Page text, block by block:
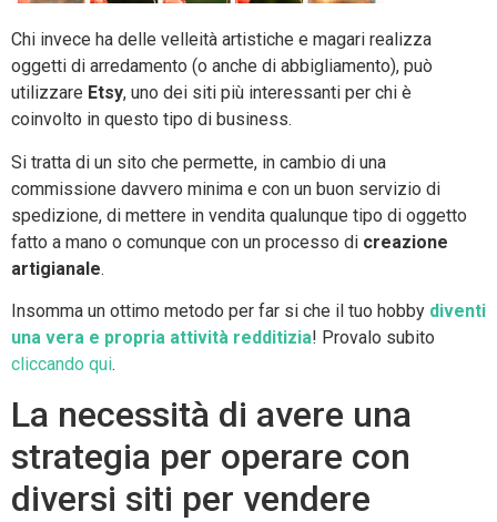
Chi invece ha delle velleità artistiche e magari realizza
oggetti di arredamento (o anche di abbigliamento), può
utilizzare Etsy, uno dei siti più interessanti per chi è
coinvolto in questo tipo di business.
Si tratta di un sito che permette, in cambio di una
commissione davvero minima e con un buon servizio di
spedizione, di mettere in vendita qualunque tipo di oggetto
fatto a mano o comunque con un processo di creazione
artigianale.
Insomma un ottimo metodo per far si che il tuo hobby diventi
una vera e propria attività redditizia! Provalo subito
cliccando qui.
La necessità di avere una
strategia per operare con
diversi siti per vendere